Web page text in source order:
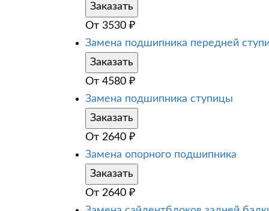
Заказать
От 3530 ₽
Замена подшипника передней
Заказать
От 4580 ₽
Замена подшипника ступицы
Заказать
От 2640 ₽
Замена опорного подшипника
Заказать
От 2640 ₽